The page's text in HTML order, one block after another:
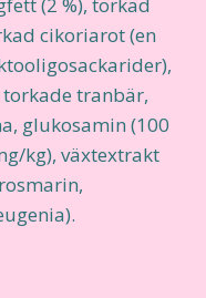
(2 %), torkad
cikoriarot (en
tranbär,
glukosamin (100
kg), växtextrakt